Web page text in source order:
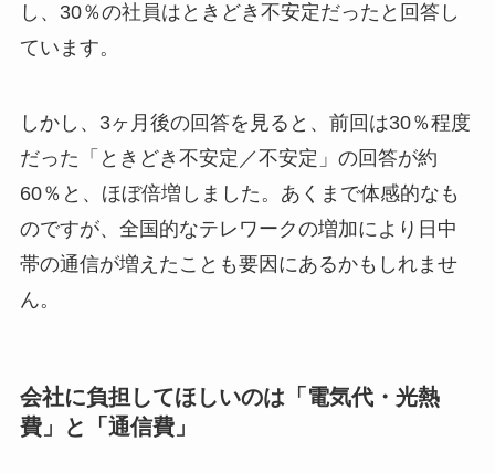
し、30％の社員はときどき不安定だったと回答し
ています。
しかし、3ヶ月後の回答を見ると、前回は30％程度
だった「ときどき不安定／不安定」の回答が約
60％と、ほぼ倍増しました。あくまで体感的なも
のですが、全国的なテレワークの増加により日中
帯の通信が増えたことも要因にあるかもしれませ
ん。
会社に負担してほしいのは「電気代・光熱
費」と「通信費」